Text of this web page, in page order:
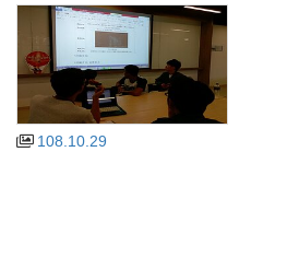
108.10.29